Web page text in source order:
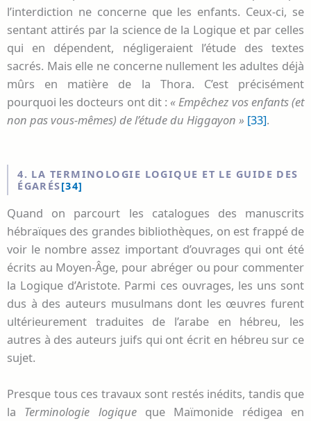
l’interdiction ne concerne que les enfants. Ceux-ci, se
sentant attirés par la science de la Logique et par celles
qui en dépendent, négligeraient l’étude des textes
sacrés. Mais elle ne concerne nullement les adultes déjà
mûrs en matière de la Thora. C’est précisément
pourquoi les docteurs ont dit :« Empêchez vos enfants (et
non pas vous-mêmes) de l’étude du Higgayon » [33].
4. LA TERMINOLOGIE LOGIQUE ET LE GUIDE DES
ÉGARÉS[34]
Quand on parcourt les catalogues des manuscrits
hébraïques des grandes bibliothèques, on est frappé de
voir le nombre assez important d’ouvrages qui ont été
écrits au Moyen-Âge, pour abréger ou pour commenter
la Logique d’Aristote. Parmi ces ouvrages, les uns sont
dus à des auteurs musulmans dont les œuvres furent
ultérieurement traduites de l’arabe en hébreu, les
autres à des auteurs juifs qui ont écrit en hébreu sur ce
sujet.
Presque tous ces travaux sont restés inédits, tandis que
la Terminologie logiqueque Maïmonide rédigea en